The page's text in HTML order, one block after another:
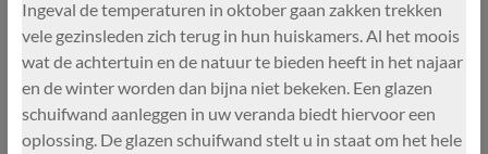
Ingeval de temperaturen in oktober gaan zakken trekken
vele gezinsleden zich terug in hun huiskamers. Al het moois
wat de achtertuin en de natuur te bieden heeft in het najaar
en de winter worden dan bijna niet bekeken. Een glazen
schuifwand aanleggen in uw veranda biedt hiervoor een
oplossing. De glazen schuifwand stelt u in staat om het hele